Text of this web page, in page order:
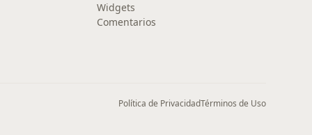
Widgets
Comentarios
Política de PrivacidadTérminos de Uso